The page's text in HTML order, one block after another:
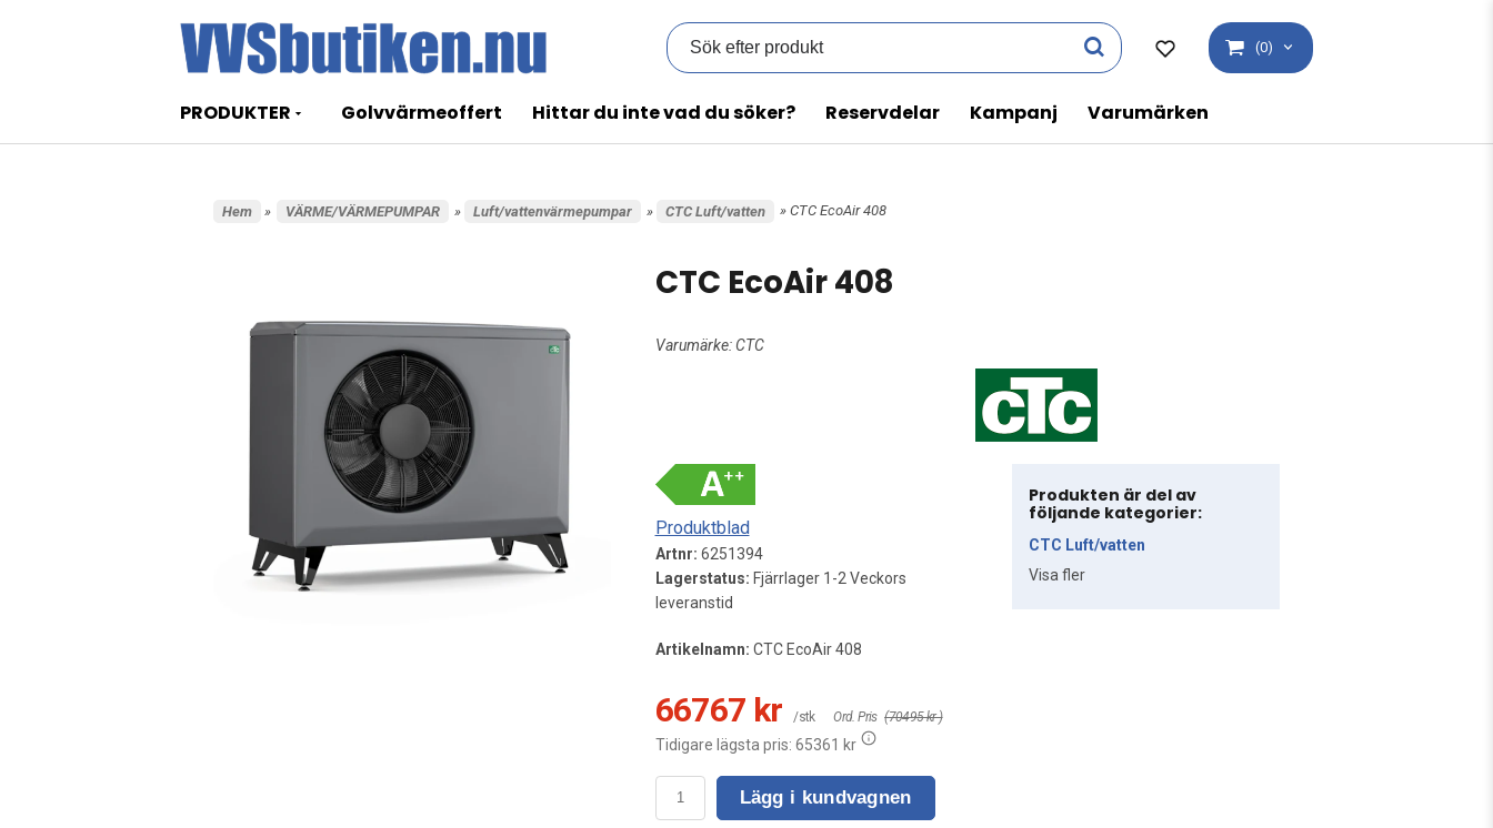
(0)
PRODUKTER Golvvärmeoffert Hittar du inte vad du söker? Reservdelar Kampanj Varumärken
Hem » VÄRME/VÄRMEPUMPAR » Luft/vattenvärmepumpar » CTC Luft/vatten » CTC EcoAir 408
CTC EcoAir 408
Varumärke: CTC
Produktblad
Artnr: 6251394
Lagerstatus: Fjärrlager 1-2 Veckors
leveranstid
Artikelnamn: CTC EcoAir 408
66767 kr /stk Ord. Pris (70495 kr )
Tidigare lägsta pris: 65361 kr
Lägg i kundvagnen
Produkten är del av
följande kategorier:
CTC Luft/vatten
Visa fler